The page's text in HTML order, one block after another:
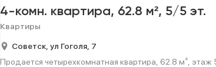
4-комн. квартира, 62.8 м², 5/5 эт.
Квартиры
Советск, ул Гоголя, 7
Продается четырехкомнатная квартира, 62.8 м², этаж